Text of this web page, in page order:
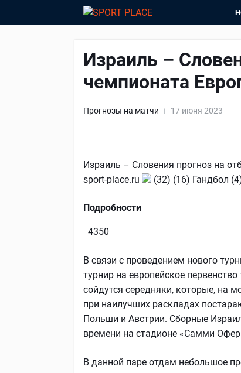
Израиль –
чемпионата
Прогнозы на матчи 17 июня 2023
Израиль – Словения прогноз на
sport-place.ru
(32) (16) Гандбол
Подробности
4350
В связи с проведением нового
турнир на европейское
сойдутся середняки, которые, на
при наилучших раскладах
Польши и Австрии. Сборные
времени на стадионе «Самми
В данной паре отдам небольшое